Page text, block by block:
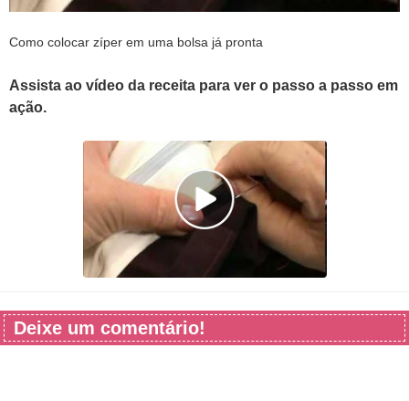
Como colocar zíper em uma bolsa já pronta
Assista ao vídeo da receita para ver o passo a passo em
ação.
Deixe um comentário!